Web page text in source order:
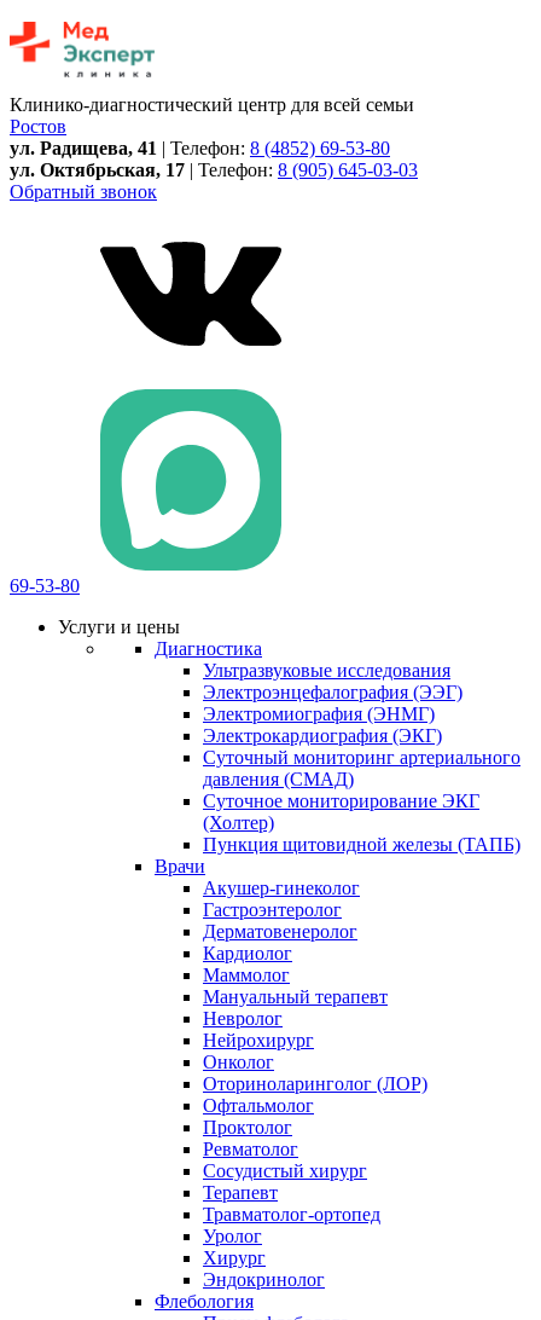
Клинико-диагностический центр для всей семьи
Ростов
ул. Радищева, 41 | Телефон: 8 (4852) 69-53-80
ул. Октябрьская, 17 | Телефон: 8 (905) 645-03-03
Обратный звонок
69-53-80
Услуги и цены
Диагностика
Ультразвуковые исследования
Электроэнцефалография (ЭЭГ)
Электромиография (ЭНМГ)
Электрокардиография (ЭКГ)
Суточный мониторинг артериального
давления (СМАД)
Суточное мониторирование ЭКГ
(Холтер)
Пункция щитовидной железы (ТАПБ)
Врачи
Акушер-гинеколог
Гастроэнтеролог
Дерматовенеролог
Кардиолог
Маммолог
Мануальный терапевт
Невролог
Нейрохирург
Онколог
Оториноларинголог (ЛОР)
Офтальмолог
Проктолог
Ревматолог
Сосудистый хирург
Терапевт
Травматолог-ортопед
Уролог
Хирург
Эндокринолог
Флебология